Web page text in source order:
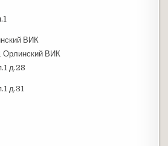
ВИК
Орлинский ВИК
д.28
д.31